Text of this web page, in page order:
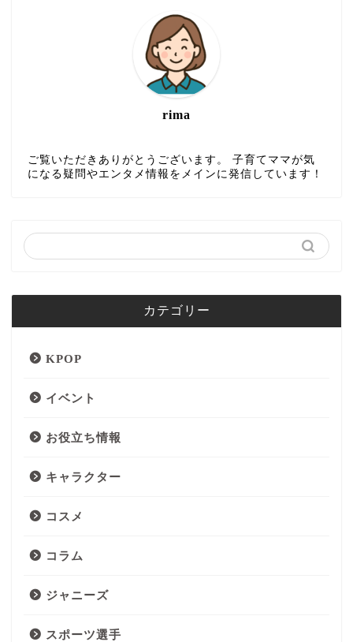
rima
ご覧いただきありがとうございます。 子育てママが気
になる疑問やエンタメ情報をメインに発信しています！
カテゴリー
KPOP
イベント
お役立ち情報
キャラクター
コスメ
コラム
ジャニーズ
スポーツ選手